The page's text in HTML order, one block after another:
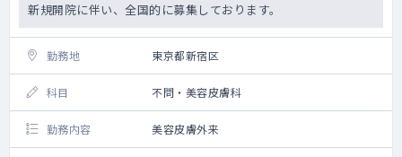
新規開院に伴い、全国的に募集しております。
勤務地 東京都新宿区
科目 不問・美容皮膚科
勤務内容 美容皮膚外来